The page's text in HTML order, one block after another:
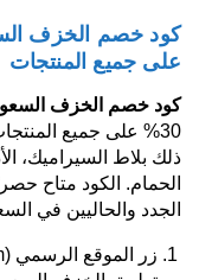
على جميع المنتجات
كود خصم الخزف السعودي
30% على جميع
ذلك بلاط السيراميك،
الحمام. الكود متاح
الجدد والحاليين في